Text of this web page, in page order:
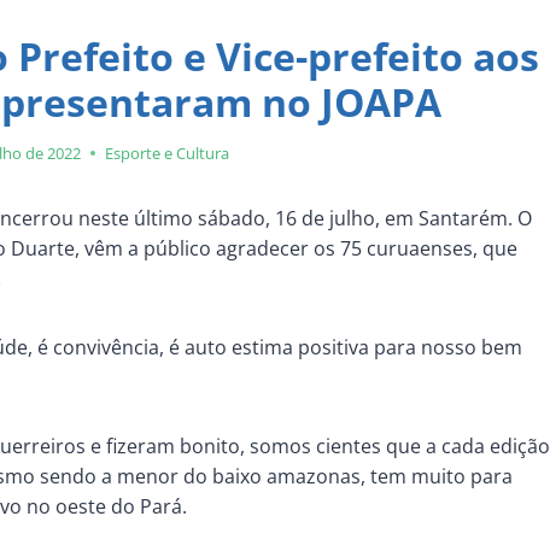
e Vice-prefeito aos
no JOAPA
de 2022 Esporte e Cultura
neste último sábado, 16 de julho, em Santarém. O
vêm a público agradecer os 75 curuaenses, que
é convivência, é auto estima positiva para nosso bem
e fizeram bonito, somos cientes que a cada edição
sendo a menor do baixo amazonas, tem muito para
no oeste do Pará.